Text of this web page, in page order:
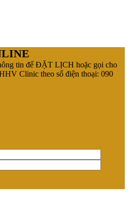
tin để ĐẶT LỊCH hoặc gọi cho
Clinic theo số điện thoại: 090